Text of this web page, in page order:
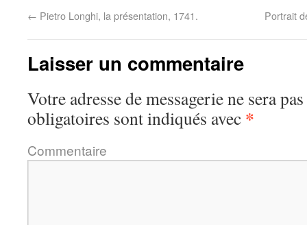
← Pietro Longhi, la présentation, 1741. Portrait
Laisser un commentaire
Votre adresse de messagerie ne sera
obligatoires sont indiqués avec *
Commentaire